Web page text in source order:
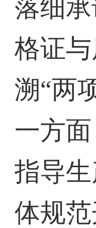
落细
格证
溯“两
一方
指导
体规